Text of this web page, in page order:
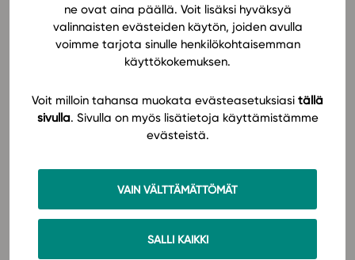
ne ovat aina päällä. Voit lisäksi hyväksyä
valinnaisten evästeiden käytön, joiden avulla
voimme tarjota sinulle henkilökohtaisemman
käyttökokemuksen.
Voit milloin tahansa muokata evästeasetuksiasi tällä
sivulla. Sivulla on myös lisätietoja käyttämistämme
evästeistä.
VAIN VÄLTTÄMÄTTÖMÄT
SALLI KAIKKI
hyödyntämään koodaustehtäviä matematiikan
opetuksessa. Automaattisesti tarkistuvat tehtävät
tekevät oppimisesta hauskaa ja palautteesta nopeaa
– ne myös helpottavat opettajan työtä. Inspiroivaan
työkaluja, joilla teet opetuksesta innostavaa ja itsesi
näköistä.
13.00 Työpaja: Vinkkejä ja parhaita käytäntöjä
digioppimateriaalien hyödyntämiseen